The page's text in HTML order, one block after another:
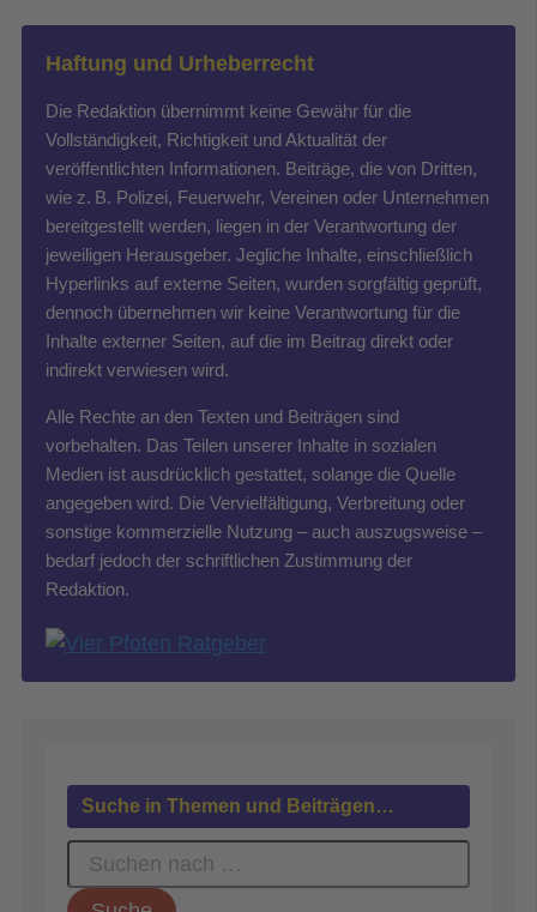
Haftung und Urheberrecht
Die Redaktion übernimmt keine Gewähr für die
Vollständigkeit, Richtigkeit und Aktualität der
veröffentlichten Informationen. Beiträge, die von Dritten,
wie z. B. Polizei, Feuerwehr, Vereinen oder Unternehmen
bereitgestellt werden, liegen in der Verantwortung der
jeweiligen Herausgeber. Jegliche Inhalte, einschließlich
Hyperlinks auf externe Seiten, wurden sorgfältig geprüft,
dennoch übernehmen wir keine Verantwortung für die
Inhalte externer Seiten, auf die im Beitrag direkt oder
indirekt verwiesen wird.
Alle Rechte an den Texten und Beiträgen sind
vorbehalten. Das Teilen unserer Inhalte in sozialen
Medien ist ausdrücklich gestattet, solange die Quelle
angegeben wird. Die Vervielfältigung, Verbreitung oder
sonstige kommerzielle Nutzung – auch auszugsweise –
bedarf jedoch der schriftlichen Zustimmung der
Redaktion.
Suche in Themen und Beiträgen…
c